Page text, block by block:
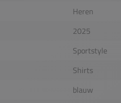
Heren
2025
Sportstyle
Shirts
blauw